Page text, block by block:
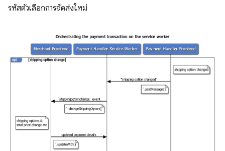
รหัสตัวเลือกการจัดส่งใหม่